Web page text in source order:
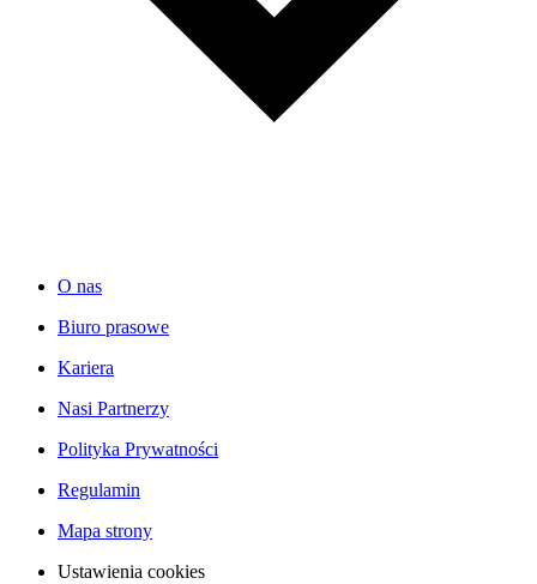
O nas
Biuro prasowe
Kariera
Nasi Partnerzy
Polityka Prywatności
Regulamin
Mapa strony
Ustawienia cookies